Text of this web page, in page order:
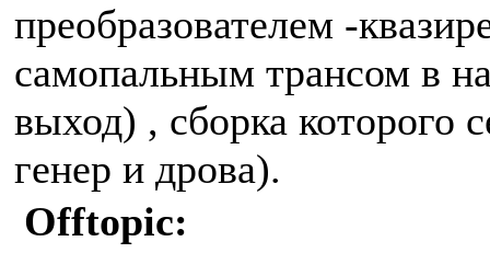
преобразователем -
самопальным трансом в
выход) , сборка которого
генер и дрова).
Offtopic: